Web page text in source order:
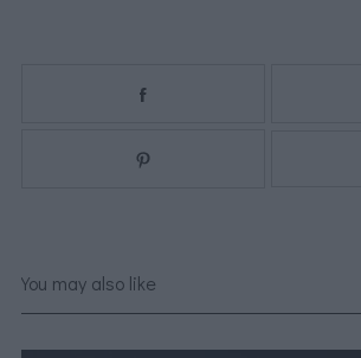
You may also like